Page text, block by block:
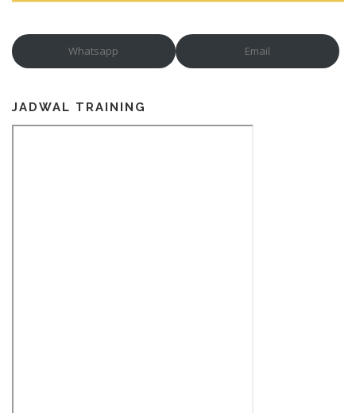
Whatsapp Email
JADWAL TRAINING